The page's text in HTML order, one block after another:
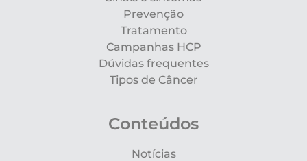
Prevenção
Tratamento
Campanhas HCP
Dúvidas frequentes
Tipos de Câncer
Conteúdos
Notícias